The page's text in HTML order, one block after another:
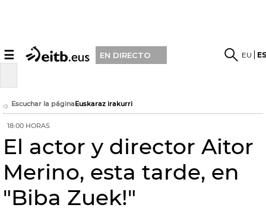
☰ EN DIRECTO EU
Escuchar la páginaEuskaraz irakurri
18:00 HORAS
El actor y director Aitor
Merino, esta tarde, en
"Biba Zuek!"